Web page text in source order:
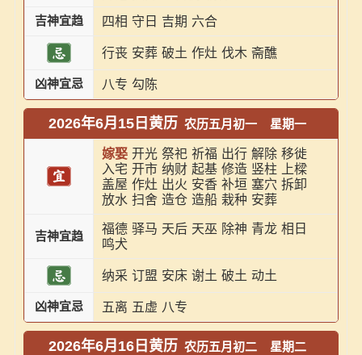
吉神宜趋 四相 守日 吉期 六合
行丧 安葬 破土 作灶 伐木 斋醮
凶神宜忌 八专 勾陈
2026年6月15日黄历 农历五月初一 星期一
嫁娶 开光 祭祀 祈福 出行 解除 移徙
入宅 开市 纳财 起基 修造 竖柱
上樑
盖屋 作灶 出火 安香 补垣 塞穴 拆卸
放水 扫舍 造仓 造船 栽种 安葬
吉神宜趋
福德 驿马 天后 天巫 除神 青龙 相日
鸣犬
纳采 订盟 安床 谢土 破土 动土
凶神宜忌 五离 五虚 八专
2026年6月16日黄历 农历五月初二 星期二